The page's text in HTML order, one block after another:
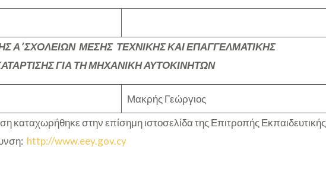
Α’ ΣΧΟΛΕΙΩΝ ΜΕΣΗΣ ΤΕΧΝΙΚΗΣ ΚΑΙ ΕΠΑΓΓΕΛΜΑΤΙΚΗΣ
ΓΙΑ ΤΗ ΜΗΧΑΝΙΚΗ ΑΥΤΟΚΙΝΗΤΩΝ
Μακρής Γεώργιος
καταχωρήθηκε στην επίσημη ιστοσελίδα της Επιτροπής Εκπαιδευτικής
http://www.eey.gov.cy